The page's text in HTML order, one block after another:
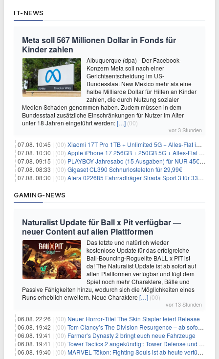
IT-NEWS
Meta soll 567 Millionen Dollar in Fonds für
Kinder zahlen
Albuquerque (dpa) - Der Facebook-
Konzern Meta soll nach einer
Gerichtsentscheidung im US-
Bundesstaat New Mexico mehr als eine
halbe Milliarde Dollar für Hilfen an Kinder
zahlen, die durch Nutzung sozialer
Medien Schaden genommen haben. Zudem müssen in dem
Bundesstaat zusätzliche Einschränkungen für Nutzer im Alter
unter 18 Jahren eingeführt werden:[…] (00)
vor 3 Stunden
07.08. 10:45 | (00) Xiaomi 17T Pro 1TB + Unlimited 5G + Alles-Flat im o2 Netz für 29,99€/Monat – eff. 1,15€/Monat
07.08. 10:30 | (00) Apple iPhone 17 256GB + 250GB 5G + Alles-Flat im Telekom-Netz für 34€/Monat – eff. 6,29€/Monat
07.08. 09:15 | (00) PLAYBOY Jahresabo (15 Ausgaben) für NUR 45€ (statt 198€)
07.08. 08:33 | (00) Gigaset CL390 Schnurlostelefon für 29,99€
07.08. 08:30 | (00) Atera 022685 Fahrradträger Strada Sport 3 für 337,48€
GAMING-NEWS
Naturalist Update für Ball x Pit verfügbar —
neuer Content auf allen Plattformen
Das letzte und natürlich wieder
kostenlose Update für das erfolgreiche
Ball-Bouncing-Roguelite BALL x PIT ist
da! The Naturalist Update ist ab sofort auf
allen Plattformen verfügbar und fügt dem
Spiel noch mehr Charaktere, Bälle und
Passive Fähigkeiten hinzu, wodurch sich die Möglichkeiten eines
Runs erheblich erweitern. Neue Charaktere […] (00)
vor 13 Stunden
06.08. 22:26 | (00) Neuer Horror‑Titel The Skin Stapler feiert Release
06.08. 19:42 | (00) Tom Clancy’s The Division Resurgence – ab sofort für euch verfügbar
06.08. 19:41 | (00) Farmer’s Dynasty 2 bringt euch neue Fahrzeuge
06.08. 19:41 | (00) Tower Tactics 2 angekündigt: Tower Defense und Deckbuilding Kombo kehrt zurück
06.08. 19:40 | (00) MARVEL Tōkon: Fighting Souls ist ab heute verfügbar